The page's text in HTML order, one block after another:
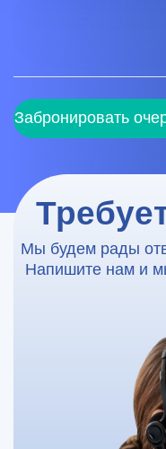
Забронировать
Мы будем рады
Напишите нам и